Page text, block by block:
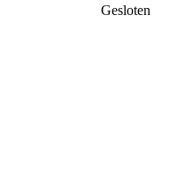
Gesloten